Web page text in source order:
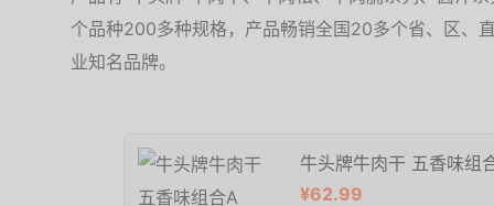
个品种200多种规格，产品畅销全国20多个省、区、
业知名品牌。
牛头牌牛肉干 五香味组
¥62.99